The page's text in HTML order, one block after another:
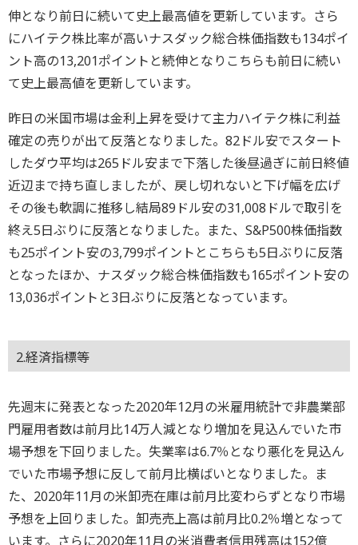
伸となり前日に続いて史上最高値を更新しています。さら
にハイテク株比率が高いナスダック総合株価指数も134ポイ
ント高の13,201ポイントと続伸となりこちらも前日に続い
て史上最高値を更新しています。
昨日の米国市場は金利上昇を受けて主力ハイテク株に利益
確定の売りが出て反落となりました。82ドル安でスタート
したダウ平均は265ドル安まで下落した後昼過ぎに前日終値
近辺まで持ち直しましたが、戻し切れないと下げ幅を広げ
その後も軟調に推移し結局89ドル安の31,008ドルで取引を
終え5日ぶりに反落となりました。また、S&P500株価指数
も25ポイント安の3,799ポイントとこちらも5日ぶりに反落
となったほか、ナスダック総合株価指数も165ポイント安の
13,036ポイントと3日ぶりに反落となっています。
2.経済指標等
先週末に発表となった2020年12月の米雇用統計で非農業部
門雇用者数は前月比14万人減となり増加を見込んでいた市
場予想を下回りました。失業率は6.7％となり悪化を見込ん
でいた市場予想に反して前月比横ばいとなりました。ま
た、2020年11月の米卸売在庫は前月比変わらずとなり市場
予想を上回りました。卸売売上高は前月比0.2％増となって
います。さらに2020年11月の米消費者信用残高は152億